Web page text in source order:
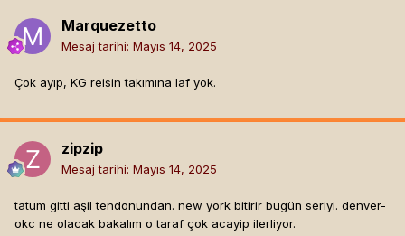
Marquezetto
Mesaj tarihi: Mayıs 14, 2025
Çok ayıp, KG reisin takımına laf yok.
zipzip
Mesaj tarihi: Mayıs 14, 2025
tatum gitti aşil tendonundan. new york bitirir bugün seriyi. denver-
okc ne olacak bakalım o taraf çok acayip ilerliyor.